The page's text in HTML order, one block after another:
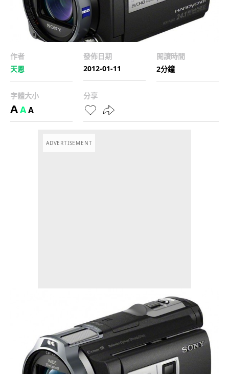
作者
天恩
發佈日期
2012-01-11
閱讀時間
2分鐘
字體大小
AAA
分享
ADVERTISEMENT